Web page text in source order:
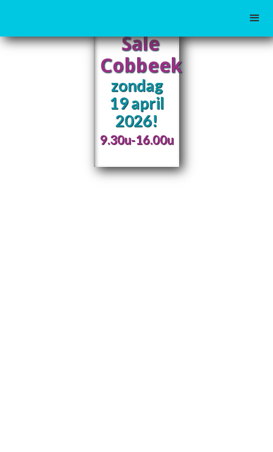
Sale
Cobbeek
zondag
19 april
2026!
9.30u-16.00u